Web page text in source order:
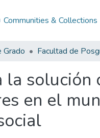
Communities & Collections
Grado Facultad de
la solución
en el